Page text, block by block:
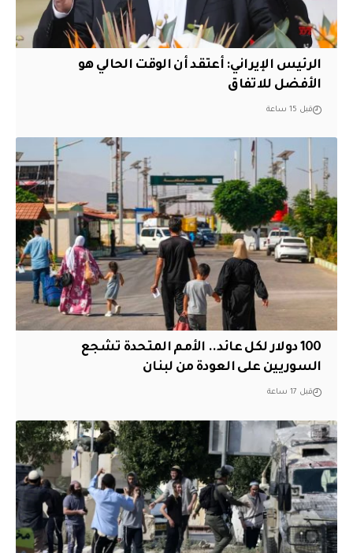
الرئيس الإيراني: أعتقد أن الوقت الحالي هو
الأفضل للاتفاق
قبل 15 ساعة
100 دولار لكل عائد.. الأمم المتحدة تشجع
السوريين على العودة من لبنان
قبل 17 ساعة